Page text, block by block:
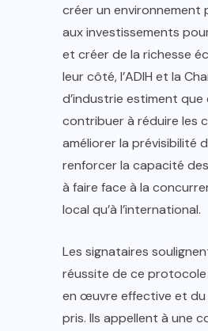
créer un
aux investissements
et créer de la richesse
leur côté, l’ADIH et la
d’industrie estiment
contribuer à réduire les
améliorer la prévisibilité
renforcer la capacité
à faire face à la
local qu’à l’international.
Les signataires
réussite de ce
en œuvre effective et du
pris. Ils appellent à une